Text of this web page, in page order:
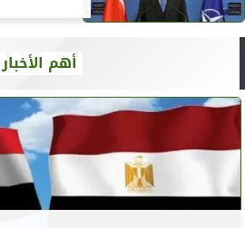
أهم الأخبار